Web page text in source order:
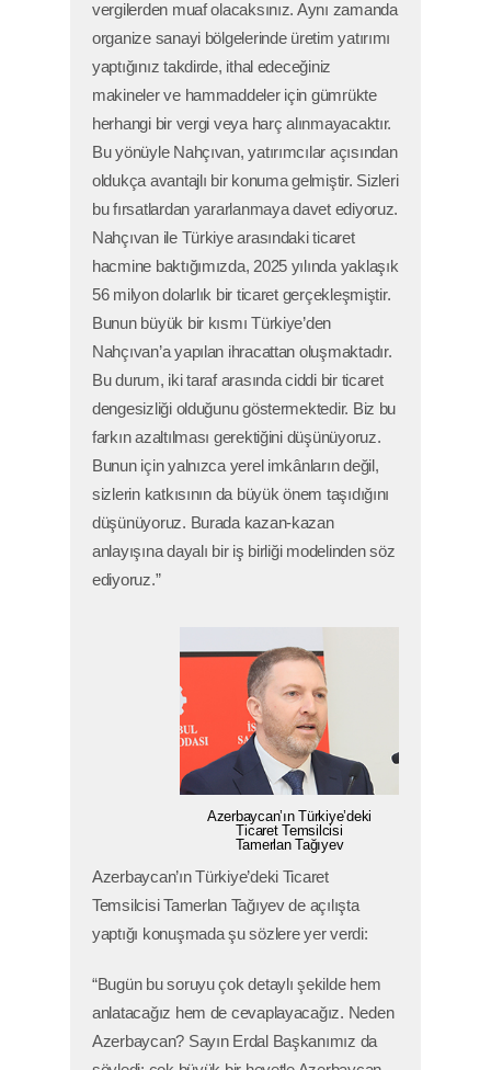
vergilerden muaf olacaksınız. Aynı zamanda
organize sanayi bölgelerinde üretim yatırımı
yaptığınız takdirde, ithal edeceğiniz
makineler ve hammaddeler için gümrükte
herhangi bir vergi veya harç alınmayacaktır.
Bu yönüyle Nahçıvan, yatırımcılar açısından
oldukça avantajlı bir konuma gelmiştir. Sizleri
bu fırsatlardan yararlanmaya davet ediyoruz.
Nahçıvan ile Türkiye arasındaki ticaret
hacmine baktığımızda, 2025 yılında yaklaşık
56 milyon dolarlık bir ticaret gerçekleşmiştir.
Bunun büyük bir kısmı Türkiye’den
Nahçıvan’a yapılan ihracattan oluşmaktadır.
Bu durum, iki taraf arasında ciddi bir ticaret
dengesizliği olduğunu göstermektedir. Biz bu
farkın azaltılması gerektiğini düşünüyoruz.
Bunun için yalnızca yerel imkânların değil,
sizlerin katkısının da büyük önem taşıdığını
düşünüyoruz. Burada kazan-kazan
anlayışına dayalı bir iş birliği modelinden söz
ediyoruz.”
Azerbaycan’ın Türkiye’deki
Ticaret Temsilcisi
Tamerlan Tağıyev
Azerbaycan’ın Türkiye’deki Ticaret
Temsilcisi Tamerlan Tağıyev de açılışta
yaptığı konuşmada şu sözlere yer verdi:
“Bugün bu soruyu çok detaylı şekilde hem
anlatacağız hem de cevaplayacağız. Neden
Azerbaycan? Sayın Erdal Başkanımız da